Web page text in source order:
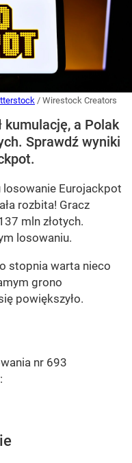
/ Wirestock Creators
kumulację, a Polak
Sprawdź wyniki
Eurojackpot
rozbita! Gracz
mln złotych.
losowaniu.
stopnia warta nieco
grono
powiększyło.
nr 693